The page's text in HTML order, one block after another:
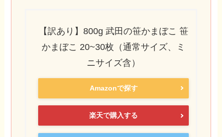
【訳あり】800g 武田の笹かまぼこ 笹
かまぼこ 20~30枚（通常サイズ、ミ
ニサイズ含）
Amazonで探す
楽天で購入する